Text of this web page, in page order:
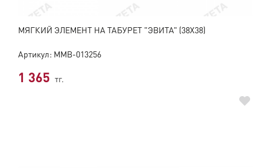
МЯГКИЙ ЭЛЕМЕНТ НА ТАБУРЕТ "ЭВИТА" (38Х38)
Артикул: ММВ-013256
1 365 тг.